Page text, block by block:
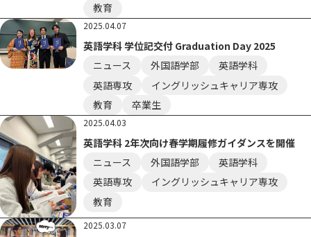
教育
2025.04.07
英語学科 学位記交付 Graduation Day 2025
ニュース
外国語学部
英語学科
英語専攻
イングリッシュキャリア専攻
教育
卒業生
2025.04.03
英語学科 2年次向け春学期履修ガイダンスを開催
ニュース
外国語学部
英語学科
英語専攻
イングリッシュキャリア専攻
教育
2025.03.07